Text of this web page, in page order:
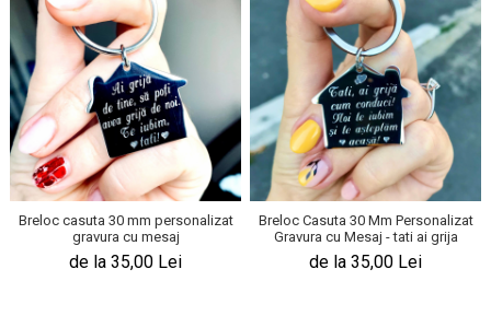
Breloc casuta 30 mm personalizat
gravura cu mesaj
de la 35,00 Lei
Breloc Casuta 30 Mm Personalizat
Gravura cu Mesaj - tati ai grija
de la 35,00 Lei